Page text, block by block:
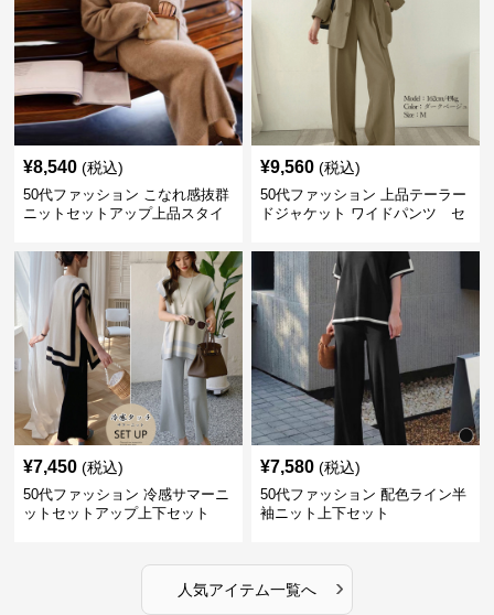
¥8,540 (税込)
50代ファッション こなれ感抜群
ニットセットアップ上品スタイ
¥9,560 (税込)
50代ファッション 上品テーラー
ドジャケット ワイドパンツ セ
¥7,450 (税込)
50代ファッション 冷感サマーニ
ットセットアップ上下セット
¥7,580 (税込)
50代ファッション 配色ライン半
袖ニット上下セット
人気アイテム一覧へ ›